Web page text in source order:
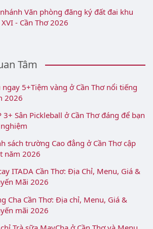
Văn phòng đăng ký đất đai khu
- Cần Thơ 2026
Tâm
ngay 5+Tiệm vàng ở Cần Thơ nổi tiếng
2026
3+ Sân Pickleball ở Cần Thơ đáng để bạn
sách trường Cao đẳng ở Cần Thơ cập
năm 2026
ITADA Cần Thơ: Địa Chỉ, Menu, Giá &
Mãi 2026
Cha Cần Thơ: Địa chỉ, Menu, Giá &
mãi 2026